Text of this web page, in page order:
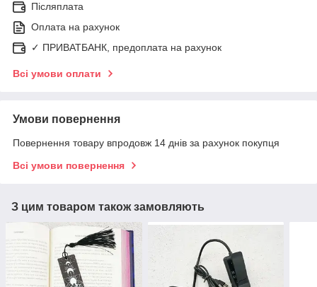
Післяплата
Оплата на рахунок
✓ ПРИВАТБАНК, предоплата на рахунок
Всі умови оплати
Умови повернення
Повернення товару впродовж 14 днів за рахунок покупця
Всі умови повернення
З цим товаром також замовляють